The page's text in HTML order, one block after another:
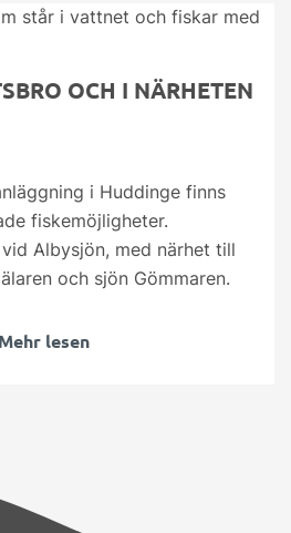
OCH I NÄRHETEN
i Huddinge finns
fiskemöjligheter.
Albysjön, med närhet till
och sjön Gömmaren.
Mehr lesen